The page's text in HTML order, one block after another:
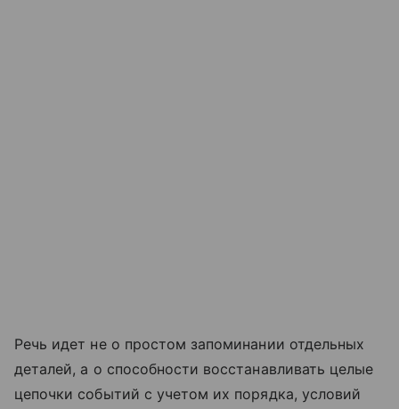
Речь идет не о простом запоминании отдельных
деталей, а о способности восстанавливать целые
цепочки событий с учетом их порядка, условий